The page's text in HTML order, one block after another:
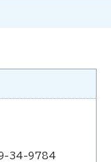
34-9784